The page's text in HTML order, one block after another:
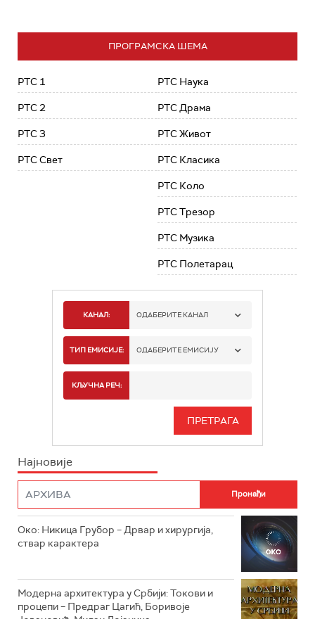
ПРОГРАМСКА ШЕМА
РТС 1
РТС 2
РТС 3
РТС Свет
РТС Наука
РТС Драма
РТС Живот
РТС Класика
РТС Коло
РТС Трезор
РТС Музика
РТС Полетарац
КАНАЛ: ОДАБЕРИТЕ КАНАЛ
РТС 1
РТС 3
РТС ЖИВОТ
РТС КОЛО
ТИП ЕМИСИЈЕ: ОДАБЕРИТЕ ЕМИСИЈУ
ИНФО
КЉУЧНА РЕЧ:
Најновије
Око: Никица Грубор – Дрвар и хирургија,
ствар карактера
Модерна архитектура у Србији: Токови и
процепи – Предраг Цагић, Боривоје